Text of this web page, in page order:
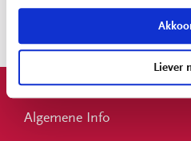
Liever
Algemene Info